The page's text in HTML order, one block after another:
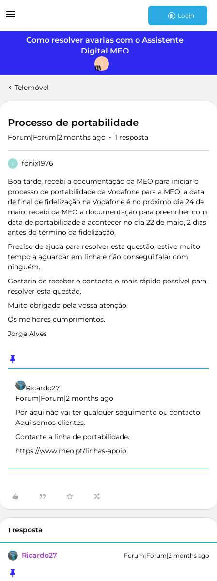
Login
Como resolver avarias com o Assistente
Digital MEO
J
Telemóvel
Processo de portabilidade
Forum|Forum|2 months ago 1 resposta
F fonix1976
Boa tarde, recebi a documentação da MEO para iniciar o
processo de portabilidade da Vodafone para a MEO, a data
de final de fidelização na Vodafone é no próximo dia 24 de
maio, recebi da MEO a documentação para preencher com
data de portabilidade a acontecer no dia 22 de maio, 2 dias
antes do término da fidelização.
Preciso de ajuda para resolver esta questão, estive muito
tempo a aguardar em linha e não consegui falar com
ninguém.
Gostaria de receber o contacto o mais rápido possível para
resolver esta questão.
Muito obrigado pela vossa atenção.
Os melhores cumprimentos.
Jorge Alves
Ricardo27
Forum|Forum|2 months ago
Por aqui não vai ter qualquer seguimento ou contacto.
Aqui somos clientes.
Contacte a linha de portabilidade.
https://www.meo.pt/linhas-apoio
1 resposta
Ricardo27 Forum|Forum|2 months ago